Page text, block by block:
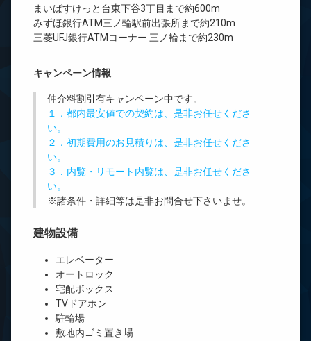
まいばすけっと台東下谷3丁目まで約600m
みずほ銀行ATM三ノ輪駅前出張所まで約210m
三菱UFJ銀行ATMコーナー 三ノ輪まで約230m
キャンペーン情報
仲介料割引有キャンペーン中です。
１．都内最安値での契約は、是非お任せくださ
い。
２．初期費用のお見積りは、是非お任せくださ
い。
３．内覧・リモート内覧は、是非お任せくださ
い。
※諸条件・詳細等は是非お問合せ下さいませ。
建物設備
エレベーター
オートロック
宅配ボックス
TVドアホン
駐輪場
敷地内ゴミ置き場